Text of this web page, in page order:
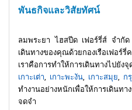
พันธกิจและวิสัยทัศน์
ลมพระยา ไฮสปีด เฟอร์รี่ส์ จำกั
เดินทางของคุณด้วยกองเรือเฟอร์
เราคือการทำให้การเดินทางไป
เกาะเต่า, เกาะพะงัน, เกาะสมุย, ก
ทำงานอย่างหนักเพื่อให้การเดิน
จดจำ